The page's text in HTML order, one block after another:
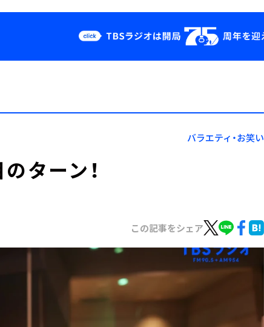
Podcast
YouTube
会社情報
バラエティ・お笑い
ターン！
この記事をシェア